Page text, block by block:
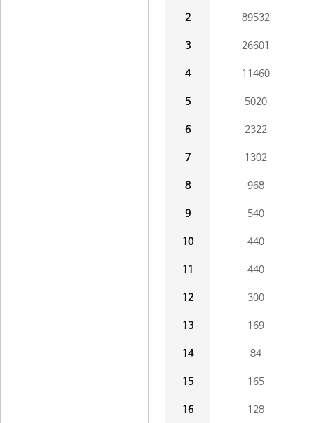
2 89532
3 26601
4 11460
5 5020
6 2322
7 1302
8 968
9 540
10 440
11 440
12 300
13 169
14 84
15 165
16 128